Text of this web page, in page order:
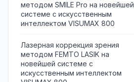
методом SMILE Pro на новейшей
системе с искусственным
интеллектом VISUMAX 800
Лазерная коррекция зрения
методом FEMTO LASIK на
новейшей системе с
искусственным интеллектом